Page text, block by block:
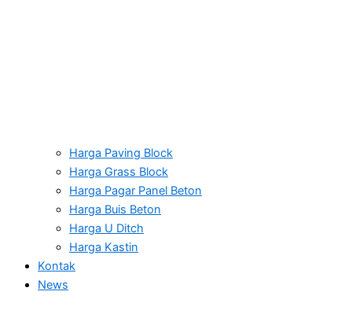
Harga Paving Block
Harga Grass Block
Harga Pagar Panel Beton
Harga Buis Beton
Harga U Ditch
Harga Kastin
Kontak
News